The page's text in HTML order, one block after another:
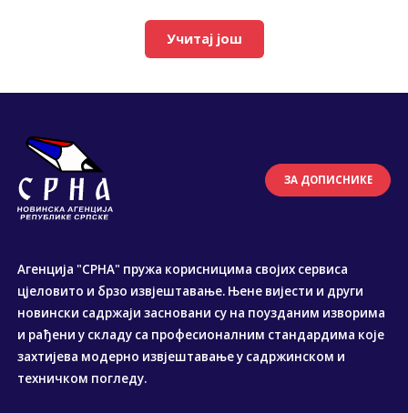
Учитај још
ЗА ДОПИСНИКЕ
Агенција "СРНА" пружа корисницима својих сервиса
цјеловито и брзо извјештавање. Њене вијести и други
новински садржаји засновани су на поузданим изворима
и рађени у складу са професионалним стандардима које
захтијева модерно извјештавање у садржинском и
техничком погледу.